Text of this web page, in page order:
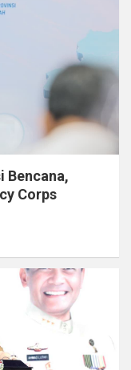
Bencana,
Corps